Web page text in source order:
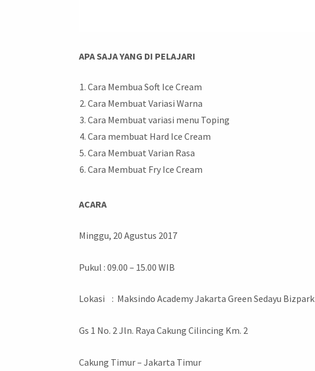
APA SAJA YANG DI PELAJARI
Cara Membua Soft Ice Cream
Cara Membuat Variasi Warna
Cara Membuat variasi menu Toping
Cara membuat Hard Ice Cream
Cara Membuat Varian Rasa
Cara Membuat Fry Ice Cream
ACARA
Minggu, 20 Agustus 2017
Pukul : 09.00 – 15.00 WIB
Lokasi : Maksindo Academy Jakarta Green Sedayu Bizpark
Gs 1 No. 2 Jln. Raya Cakung Cilincing Km. 2
Cakung Timur – Jakarta Timur